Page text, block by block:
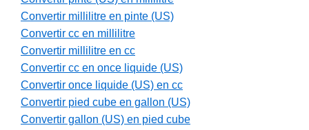
Convertir millilitre en pinte (US)
Convertir cc en millilitre
Convertir millilitre en cc
Convertir cc en once liquide (US)
Convertir once liquide (US) en cc
Convertir pied cube en gallon (US)
Convertir gallon (US) en pied cube